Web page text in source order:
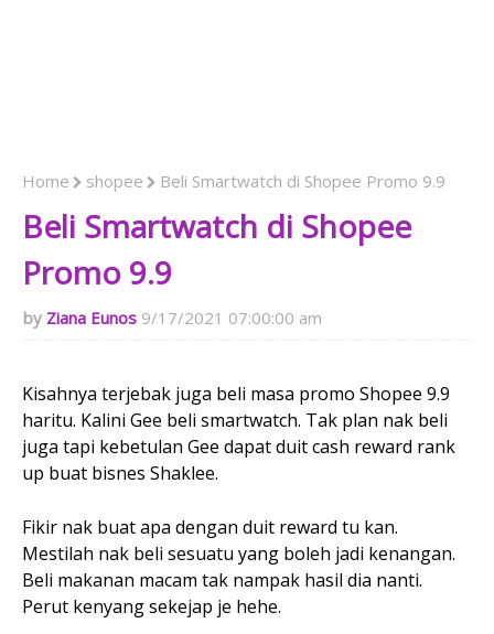
Home shopee Beli Smartwatch di Shopee Promo 9.9
Beli Smartwatch di Shopee
Promo 9.9
Ziana Eunos 9/17/2021 07:00:00 am
Kisahnya terjebak juga beli masa promo Shopee 9.9
haritu. Kalini Gee beli smartwatch. Tak plan nak beli
juga tapi kebetulan Gee dapat duit cash reward rank
up buat bisnes Shaklee.
Fikir nak buat apa dengan duit reward tu kan.
Mestilah nak beli sesuatu yang boleh jadi kenangan.
Beli makanan macam tak nampak hasil dia nanti.
Perut kenyang sekejap je hehe.